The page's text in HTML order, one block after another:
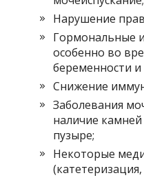
Нарушение
Гормональные
особенно во
беременности
Снижение
Заболевания
наличие
пузыре;
Некоторые